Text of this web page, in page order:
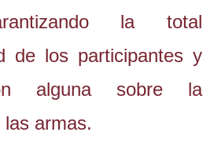
la total
de los participantes y
alguna sobre la
armas.